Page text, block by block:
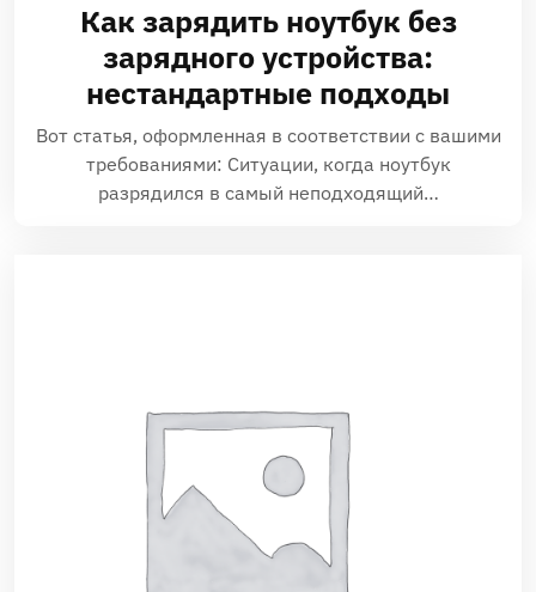
Как зарядить ноутбук без
зарядного устройства:
нестандартные подходы
Вот статья‚ оформленная в соответствии с вашими
требованиями: Ситуации‚ когда ноутбук
разрядился в самый неподходящий…